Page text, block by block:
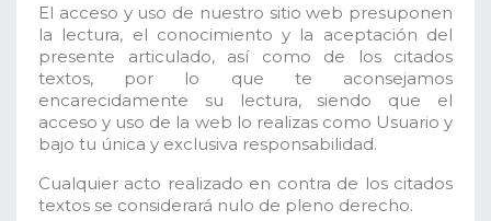
El acceso y uso de nuestro sitio web presuponen
la lectura, el conocimiento y la aceptación del
presente articulado, así como de los citados
textos, por lo que te aconsejamos
encarecidamente su lectura, siendo que el
acceso y uso de la web lo realizas como Usuario y
bajo tu única y exclusiva responsabilidad.
Cualquier acto realizado en contra de los citados
textos se considerará nulo de pleno derecho.